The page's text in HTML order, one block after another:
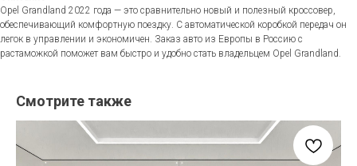
Opel Grandland 2022 года — это сравнительно новый и полезный кроссовер,
обеспечивающий комфортную поездку. С автоматической коробкой передач он
легок в управлении и экономичен. Заказ авто из Европы в Россию с
растаможкой поможет вам быстро и удобно стать владельцем Opel Grandland.
Смотрите также